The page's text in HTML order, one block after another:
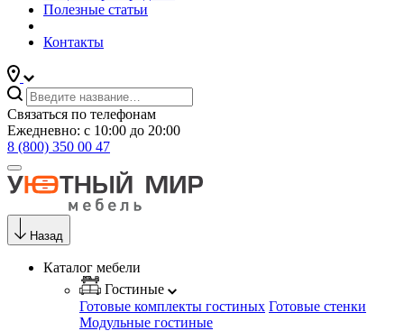
Полезные статьи
Контакты
Связаться по телефонам
Ежедневно: с 10:00 до 20:00
8 (800) 350 00 47
Назад
Каталог мебели
Гостиные
Готовые комплекты гостиных Готовые стенки
Модульные гостиные